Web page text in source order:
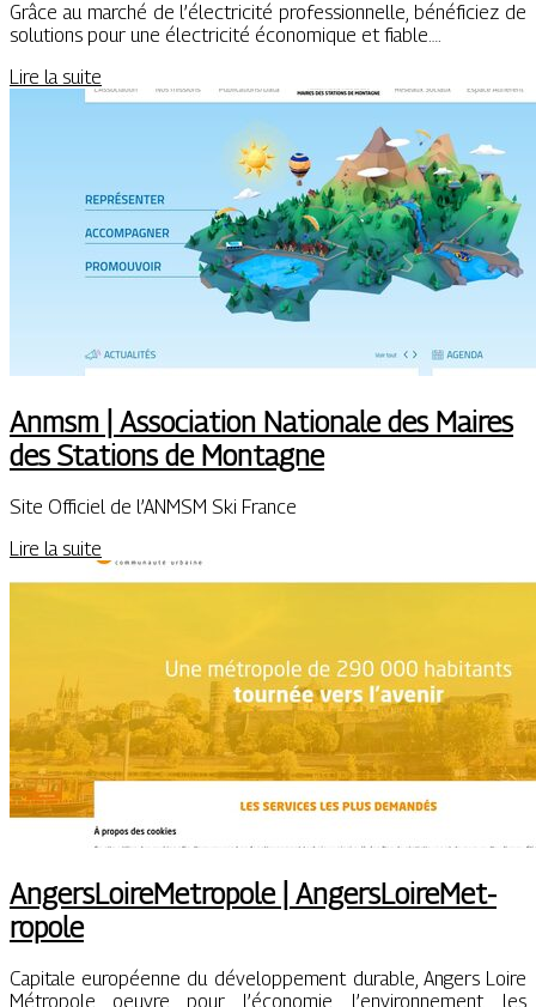
Grâce au marché de l’électricité professionnelle, bénéficiez de
solutions pour une électricité économique et fiable….
Lire la suite
Anmsm | Association Nationale des Maires
des Stations de Montagne
Site Officiel de l’ANMSM Ski France
Lire la suite
An­gersLoireMet­ropo­le | An­gersLoireMet­
ropo­le
Capitale européenne du développement durable, Angers Loire
Métropole oeuvre pour l’économie, l’environnement, les